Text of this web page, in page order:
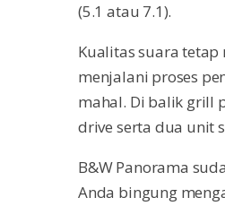
(5.1 atau 7.1).
Kualitas suara
menjalani proses
mahal. Di balik grill
drive serta dua unit
B&W Panorama
Anda bingung